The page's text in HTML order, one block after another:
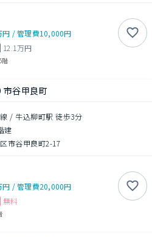
円 /管理費10,000円
12.1万円
階
市谷甲良町
/ 牛込柳町駅 徒歩3分
建
市谷甲良町2-17
円 /管理費20,000円
無料